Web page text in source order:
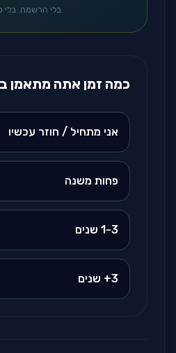
בלי הרשמה. בלי
כמה זמן אתה מתאמן
אני מתחיל / חוזר עכשיו
פחות משנה
1-3 שנים
3+ שנים